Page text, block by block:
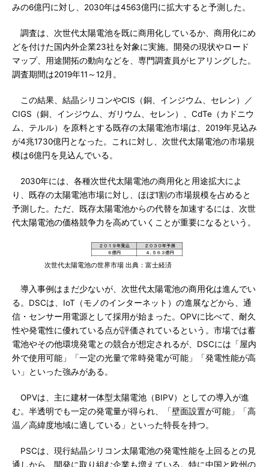
みの6億円に対し、2030年は4563億円に拡大すると予測した。
調査は、次世代太陽電池を既に商用化しているか、商用化にめ
どを付けた国内外企業23社を対象に実施。開発の現状やロード
マップ、用途開拓の動向などを、専門調査員がヒアリングした。
調査期間は2019年11～12月。
この結果、結晶シリコンやCIS（銅、インジウム、セレン）／
CIGS（銅、インジウム、ガリウム、セレン）、CdTe（カドニウ
ム、テルル）を原料とする既存の太陽電池市場は、2019年見込み
が4兆1730億円となった。これに対し、次世代太陽電池の市場規
模は6億円を見込んでいる。
2030年には、各種次世代太陽電池の商用化と用途拡大によ
り、既存の太陽電池市場に対し、ほぼ1割の市場規模を占めると
予測した。ただ、既存太陽電池からの代替を加速するには、次世
代太陽電池の価格競争力を高めていくことが重要になるという。
次世代太陽電池の世界市場 出典：富士経済
導入事例はまだ少ないが、次世代太陽電池の商用化は進んでい
る。DSCは、IoT（モノのインターネット）の進展などから、通
信・センサー用電源として採用が始まった。OPVに比べて、耐久
性や発電性に優れている点が評価されているという。市場では蓄
電池やその他環境発電との競合が想定されるが、DSCには「屋内
外で使用可能」「一定の光量で常時発電が可能」「発電性能が高
い」といった強みがある。
OPVは、主に建材一体型太陽電池（BIPV）としての導入が進
む。半透明でも一定の発電量が得られ、「壁面設置が可能」「高
温／高緯度地域に適している」といった特長を持つ。
PSCは、現行結晶シリコン太陽電池の発電性能を上回るとの見
通しから、開発に取り組む企業も増えている。特に中国と欧州の